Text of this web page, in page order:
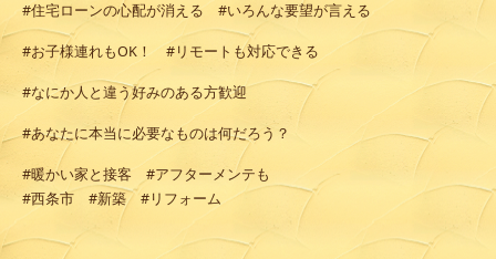
#住宅ローンの心配が消える #いろんな要望が言える
#お子様連れもOK！ #リモートも対応できる
#なにか人と違う好みのある方歓迎
#あなたに本当に必要なものは何だろう？
#暖かい家と接客 #アフターメンテも
#西条市 #新築 #リフォーム